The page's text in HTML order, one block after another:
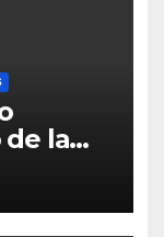
de la